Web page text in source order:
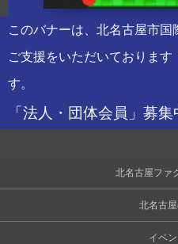
このバナーは、北名古屋市国
ご支援をいただいておりま
す。
「法人・団体会員」募集
北名古屋ファ
北名古
イベ